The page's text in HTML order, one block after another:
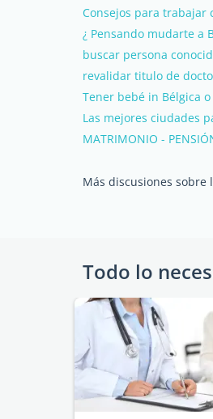
Consejos para trabajar
¿ Pensando mudarte a
buscar persona
revalidar titulo de
Tener bebé in Bélgica o
Las mejores ciudades
MATRIMONIO -
Más discusiones sobre
Todo lo